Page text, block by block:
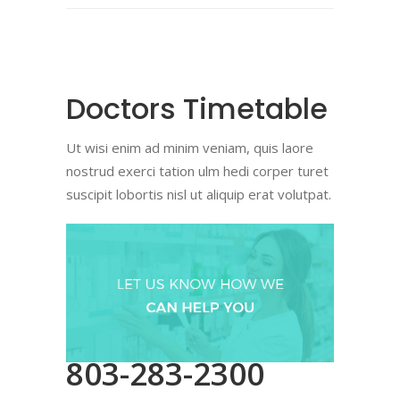
Doctors Timetable
Ut wisi enim ad minim veniam, quis laore
nostrud exerci tation ulm hedi corper turet
suscipit lobortis nisl ut aliquip erat volutpat.
803-283-2300